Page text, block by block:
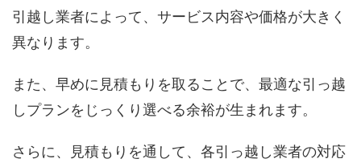
引越し業者によって、サービス内容や価格が大きく
異なります。
また、早めに見積もりを取ることで、最適な引っ越
しプランをじっくり選べる余裕が生まれます。
さらに、見積もりを通して、各引っ越し業者の対応